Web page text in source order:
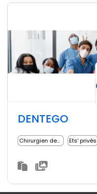
DENTEGO
Chirurgien dentiste Ets' privés